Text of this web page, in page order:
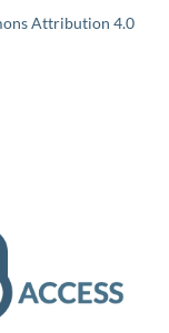
Attribution 4.0